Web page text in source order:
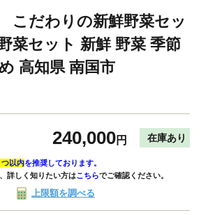
こだわりの新鮮野菜セッ
菜セット 新鮮 野菜 季節
高知県 南国市
240,000円 在庫あり
以内を推奨しております。
詳しく知りたい方はこちらでご確認ください。
上限額を調べる